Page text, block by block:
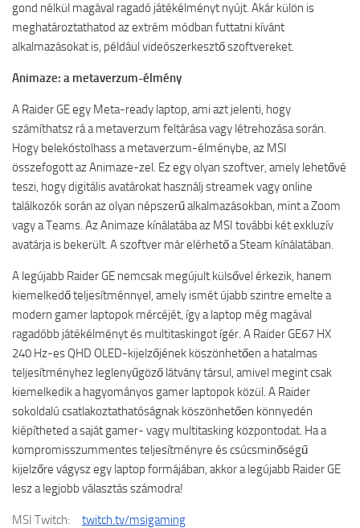
gond nélkül magával ragadó játékélményt nyújt. Akár külön is
meghatároztathatod az extrém módban futtatni kívánt
alkalmazásokat is, például videószerkesztő szoftvereket.
Animaze: a metaverzum-élmény
A Raider GE egy Meta-ready laptop, ami azt jelenti, hogy
számíthatsz rá a metaverzum feltárása vagy létrehozása során.
Hogy belekóstolhass a metaverzum-élménybe, az MSI
összefogott az Animaze-zel. Ez egy olyan szoftver, amely lehetővé
teszi, hogy digitális avatárokat használj streamek vagy online
találkozók során az olyan népszerű alkalmazásokban, mint a Zoom
vagy a Teams. Az Animaze kínálatába az MSI további két exkluzív
avatárja is bekerült. A szoftver már elérhető a Steam kínálatában.
A legújabb Raider GE nemcsak megújult külsővel érkezik, hanem
kiemelkedő teljesítménnyel, amely ismét újabb szintre emelte a
modern gamer laptopok mércéjét, így a laptop még magával
ragadóbb játékélményt és multitaskingot ígér. A Raider GE67 HX
240 Hz-es QHD OLED-kijelzőjének köszönhetően a hatalmas
teljesítményhez leglenyűgöző látvány társul, amivel megint csak
kiemelkedik a hagyományos gamer laptopok közül. A Raider
sokoldalú csatlakoztathatóságnak köszönhetően könnyedén
kiépítheted a saját gamer- vagy multitasking központodat. Ha a
kompromisszummentes teljesítményre és csúcsminőségű
kijelzőre vágysz egy laptop formájában, akkor a legújabb Raider GE
lesz a legjobb választás számodra!
MSI Twitch: twitch.tv/msigaming